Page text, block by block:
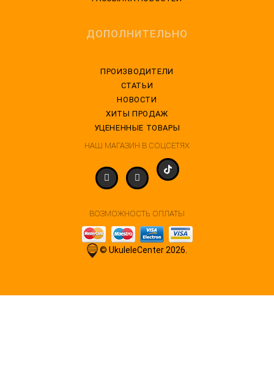
ДОПОЛНИТЕЛЬНО
ПРОИЗВОДИТЕЛИ
СТАТЬИ
НОВОСТИ
ХИТЫ ПРОДАЖ
УЦЕНЕННЫЕ ТОВАРЫ
НАШ МАГАЗИН В СОЦСЕТЯХ
ВОЗМОЖНОСТЬ ОПЛАТЫ
© UkuleleCenter 2026.